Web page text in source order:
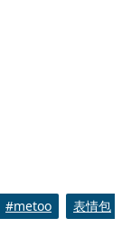
#metoo 表情包